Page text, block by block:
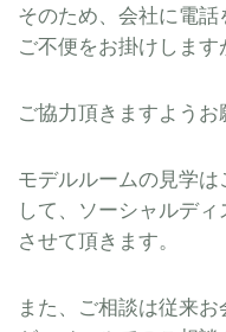
そのため、会社に電話
ご不便をお掛けします
ご協力頂きますようお
モデルルームの見学
して、ソーシャルデ
させて頂きます。
また、ご相談は従来